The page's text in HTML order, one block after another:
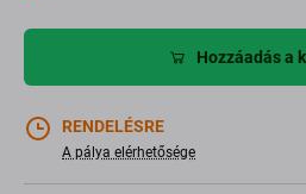
Hozzáadás a
RENDELÉSRE
A pálya elérhetősége